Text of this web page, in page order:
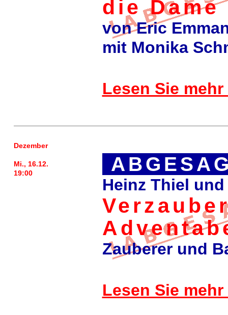
die
von Eric
mit Monika
Lesen Sie mehr
Dezember
Mi., 16.12.
19:00
Heinz Thiel
Zauberer und
Lesen Sie mehr